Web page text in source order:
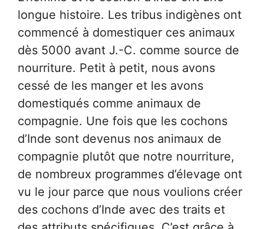
longue histoire. Les tribus indigènes ont
commencé à domestiquer ces animaux
dès 5000 avant J.-C. comme source de
nourriture. Petit à petit, nous avons
cessé de les manger et les avons
domestiqués comme animaux de
compagnie. Une fois que les cochons
d’Inde sont devenus nos animaux de
compagnie plutôt que notre nourriture,
de nombreux programmes d’élevage ont
vu le jour parce que nous voulions créer
des cochons d’Inde avec des traits et